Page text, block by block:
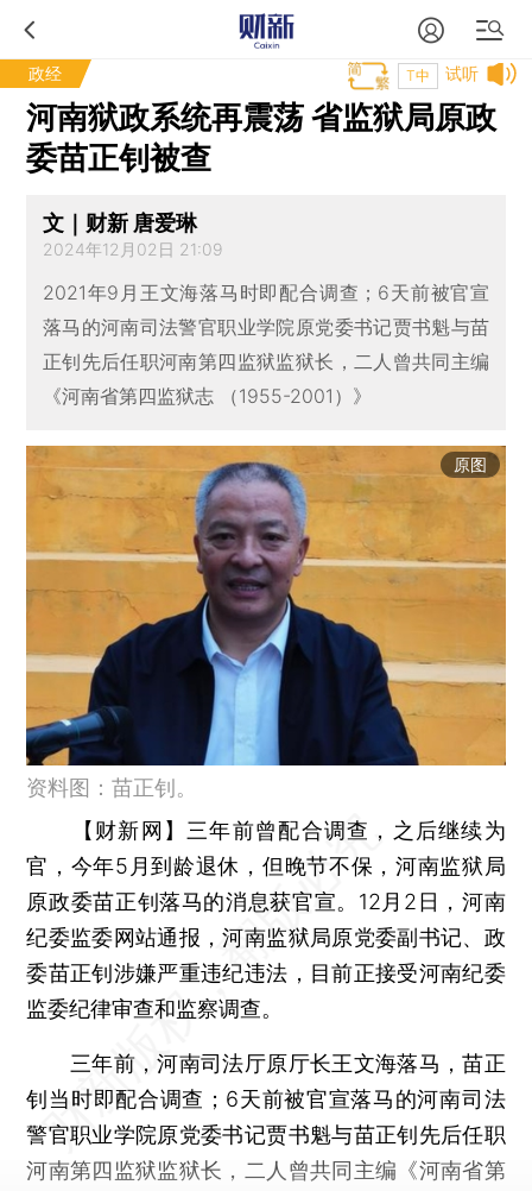
政经 试听
T中
河南狱政系统再震荡 省监狱局原政
委苗正钊被查
文｜财新 唐爱琳
2024年12月02日 21:09
2021年9月王文海落马时即配合调查；6天前被官宣
落马的河南司法警官职业学院原党委书记贾书魁与苗
正钊先后任职河南第四监狱监狱长，二人曾共同主编
《河南省第四监狱志 （1955-2001）》
原图
资料图：苗正钊。
【财新网】 三年前曾配合调查，之后继续为
官，今年5月到龄退休，但晚节不保，河南监狱局
原政委苗正钊落马的消息获官宣。12月2日，河南
纪委监委网站通报，河南监狱局原党委副书记、政
委苗正钊涉嫌严重违纪违法，目前正接受河南纪委
监委纪律审查和监察调查。
三年前，河南司法厅原厅长王文海落马，苗正
钊当时即配合调查；6天前被官宣落马的河南司法
警官职业学院原党委书记贾书魁与苗正钊先后任职
河南第四监狱监狱长，二人曾共同主编《河南省第